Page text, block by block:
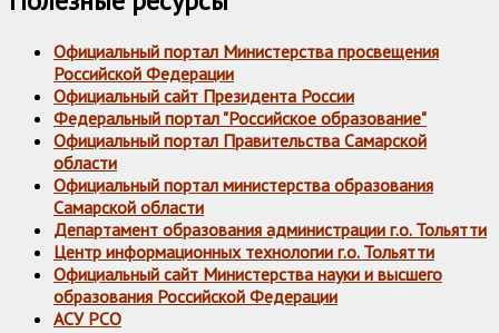
Официальный портал Министерства просвещения
Российской Федерации
Официальный сайт Президента России
Федеральный портал "Российское образование"
Официальный портал Правительства Самарской
области
Официальный портал министерства образования
Самарской области
Департамент образования администрации г.о. Тольятти
Центр информационных технологии г.о. Тольятти
Официальный сайт Министерства науки и высшего
образования Российской Федерации
АСУ РСО